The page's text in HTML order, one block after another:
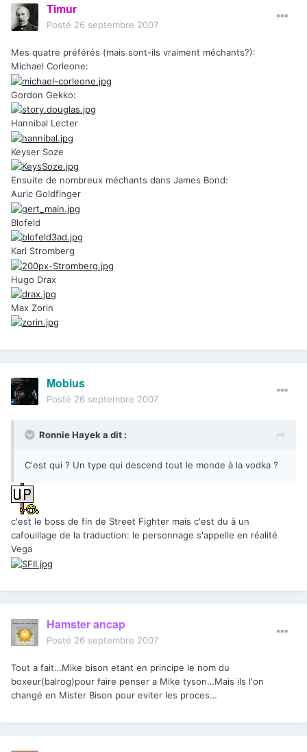
Timur
Posté 26 septembre 2007
Mes quatre préférés (mais sont-ils vraiment méchants?):
Michael Corleone:
Gordon Gekko:
Hannibal Lecter
Keyser Soze
Ensuite de nombreux méchants dans James Bond:
Auric Goldfinger
Blofeld
Karl Stromberg
Hugo Drax
Max Zorin
Mobius
Posté 26 septembre 2007
Ronnie Hayek a dit :
C'est qui ? Un type qui descend tout le monde à la vodka ?
c'est le boss de fin de Street Fighter mais c'est du à un
cafouillage de la traduction: le personnage s'appelle en réalité
Vega
Hamster ancap
Posté 26 septembre 2007
Tout a fait…Mike bison etant en principe le nom du
boxeur(balrog)pour faire penser a Mike tyson…Mais ils l'on
changé en Mister Bison pour eviter les proces…